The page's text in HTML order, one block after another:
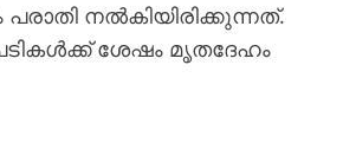
നൽകിയിരിക്കുന്നത്.
ശേഷം മൃതദേഹം